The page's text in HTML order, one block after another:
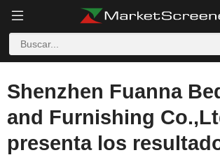
Shenzhen Fuanna
and Furnishing
presenta los